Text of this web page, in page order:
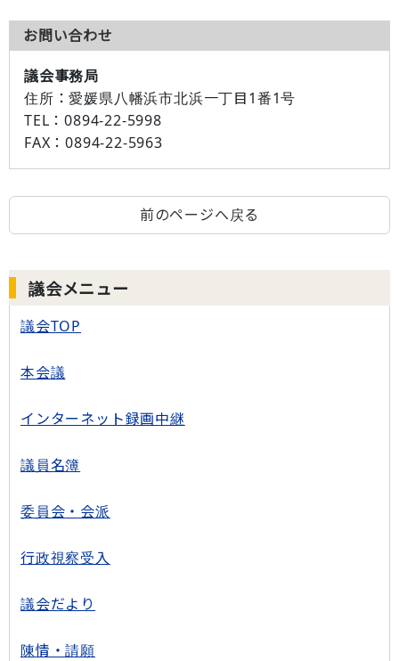
お問い合わせ
議会事務局
住所：愛媛県八幡浜市北浜一丁目1番1号
TEL：0894-22-5998
FAX：0894-22-5963
前のページへ戻る
議会メニュー
議会TOP
本会議
インターネット録画中継
議員名簿
委員会・会派
行政視察受入
議会だより
陳情・請願